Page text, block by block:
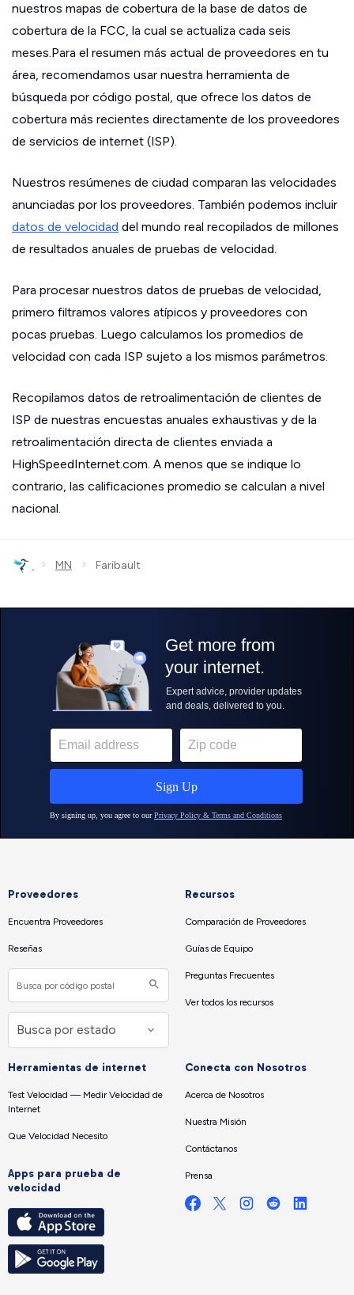
nuestros mapas de cobertura de la base de datos de
cobertura de la FCC, la cual se actualiza cada seis
meses.Para el resumen más actual de proveedores en tu
área, recomendamos usar nuestra herramienta de
búsqueda por código postal, que ofrece los datos de
cobertura más recientes directamente de los proveedores
de servicios de internet (ISP).
Nuestros resúmenes de ciudad comparan las velocidades
anunciadas por los proveedores. También podemos incluir
datos de velocidad del mundo real recopilados de millones
de resultados anuales de pruebas de velocidad.
Para procesar nuestros datos de pruebas de velocidad,
primero filtramos valores atípicos y proveedores con
pocas pruebas. Luego calculamos los promedios de
velocidad con cada ISP sujeto a los mismos parámetros.
Recopilamos datos de retroalimentación de clientes de
ISP de nuestras encuestas anuales exhaustivas y de la
retroalimentación directa de clientes enviada a
HighSpeedInternet.com. A menos que se indique lo
contrario, las calificaciones promedio se calculan a nivel
nacional.
› MN › Faribault
Proveedores
Encuentra Proveedores
Reseñas
Recursos
Comparación de Proveedores
Guías de Equipo
Preguntas Frecuentes
Ver todos los recursos
Herramientas de internet
Test Velocidad — Medir Velocidad de
Internet
Que Velocidad Necesito
Apps para prueba de
velocidad
Conecta con Nosotros
Acerca de Nosotros
Nuestra Misión
Contáctanos
Prensa